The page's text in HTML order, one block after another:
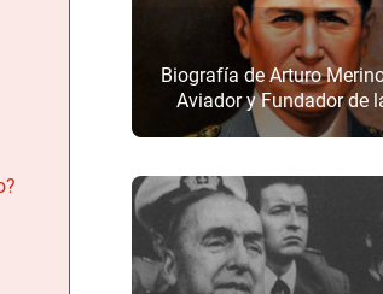
Biografía de Arturo
Aviador y Fundador de